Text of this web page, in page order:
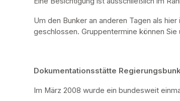
Um den Bunker an anderen Tagen als
geschlossen. Gruppentermine können
Dokumentationsstätte
Im März 2008 wurde ein bundesweit